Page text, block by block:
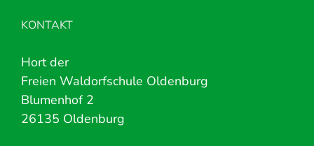
KONTAKT
Hort der
Freien Waldorfschule Oldenburg
Blumenhof 2
26135 Oldenburg